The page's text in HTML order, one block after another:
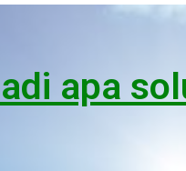
apa